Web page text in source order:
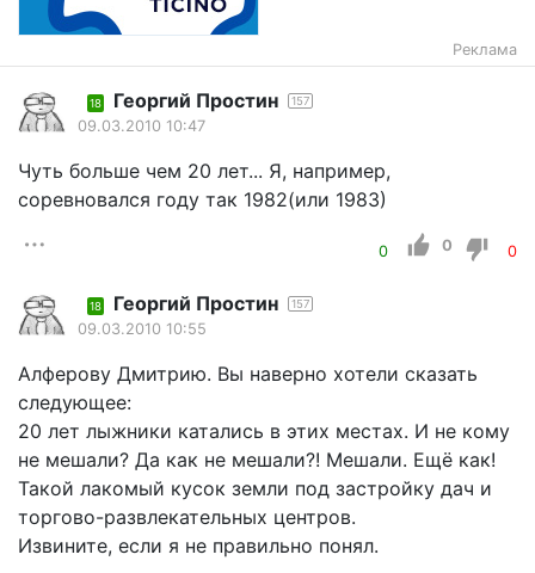
Реклама
18 Георгий Простин 157
09.03.2010 10:47
Чуть больше чем 20 лет... Я, например,
соревновался году так 1982(или 1983)
0 0 0
18 Георгий Простин 157
09.03.2010 10:55
Алферову Дмитрию. Вы наверно хотели сказать
следующее:
20 лет лыжники катались в этих местах. И не кому
не мешали? Да как не мешали?! Мешали. Ещё как!
Такой лакомый кусок земли под застройку дач и
торгово-развлекательных центров.
Извините, если я не правильно понял.